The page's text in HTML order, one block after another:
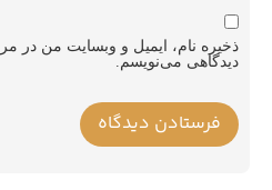
ذخیره نام، ایمیل و وبسایت من در
دیدگاهی می‌نویسم.